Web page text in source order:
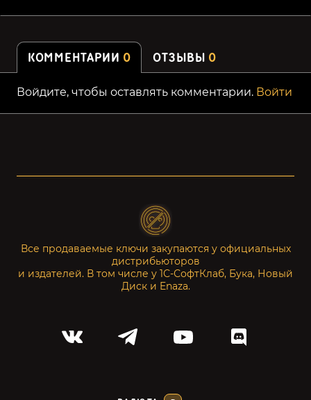
КОММЕНТАРИИ 0 ОТЗЫВЫ 0
Войдите, чтобы оставлять комментарии. Войти
Все продаваемые ключи закупаются у официальных
дистрибьюторов
и издателей. В том числе у 1С-СофтКлаб, Бука, Новый
Диск и Enaza.